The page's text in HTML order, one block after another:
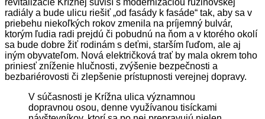
revitalizácie Krížnej súvisí s modernizáciou ružinovskej
radiály a bude ulicu riešiť „od fasády k fasáde“ tak, aby sa v
priebehu niekoľkých rokov zmenila na príjemný bulvár,
ktorým ľudia radi prejdú či pobudnú na ňom a v ktorého okolí
sa bude dobre žiť rodinám s deťmi, starším ľuďom, ale aj
iným obyvateľom. Nová električková trať by mala okrem toho
priniesť zníženie hlučnosti, zvýšenie bezpečnosti a
bezbariérovosti či zlepšenie prístupnosti verejnej dopravy.
V súčasnosti je Krížna ulica významnou
dopravnou osou, denne využívanou tisíckami